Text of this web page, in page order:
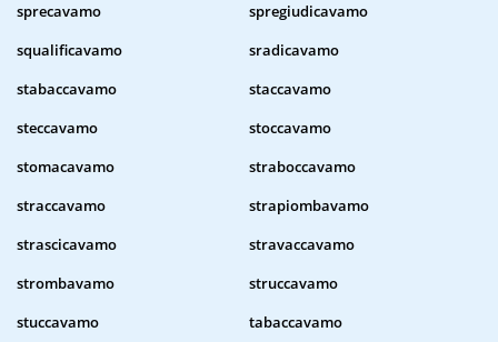
sprecavamo
spregiudicavamo
squalificavamo
sradicavamo
stabaccavamo
staccavamo
steccavamo
stoccavamo
stomacavamo
straboccavamo
straccavamo
strapiombavamo
strascicavamo
stravaccavamo
strombavamo
struccavamo
stuccavamo
tabaccavamo